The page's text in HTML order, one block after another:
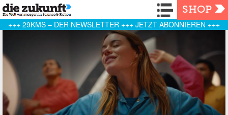
Navigation
SHOP
+++ 29KMS – DER NEWSLETTER +++ JETZT ABONNIEREN +++